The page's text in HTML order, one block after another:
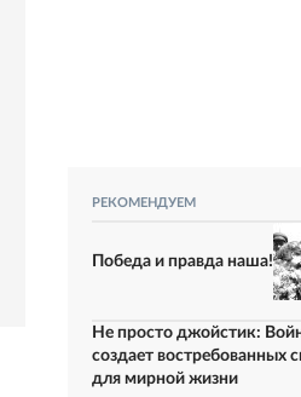
РЕКОМЕНДУЕМ
Победа и правда наша!
Не просто джойстик:
создает востребованных
для мирной жизни